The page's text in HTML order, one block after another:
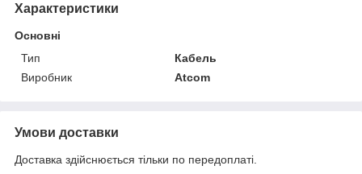
Характеристики
Основні
Тип
Кабель
Виробник
Atcom
Умови доставки
Доставка здійснюється тільки по передоплаті.